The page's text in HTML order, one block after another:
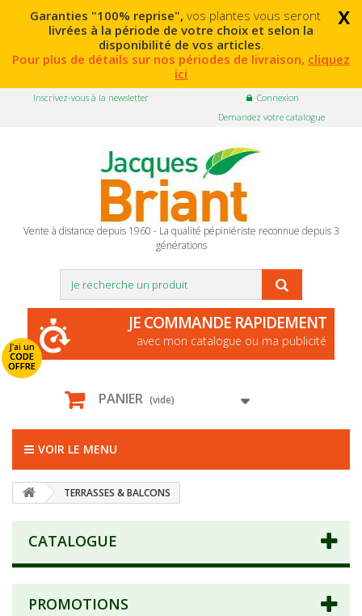
x
Garanties "100% reprise", vos plantes vous seront
livrées à la période de votre choix et selon la
disponibilité de vos articles.
Pour plus de détails sur nos périodes de livraison, cliquez
ici
Connexion
Inscrivez-vous à la newsletter
Demandez votre catalogue
Vente à distance depuis 1960 - La qualité pépiniériste reconnue depuis 3
générations
J'ai un
CODE
OFFRE
JE COMMANDE RAPIDEMENT
avec mon catalogue ou ma publicité
PANIER (vide)
VOIR LE MENU
TERRASSES & BALCONS
CATALOGUE
PROMOTIONS